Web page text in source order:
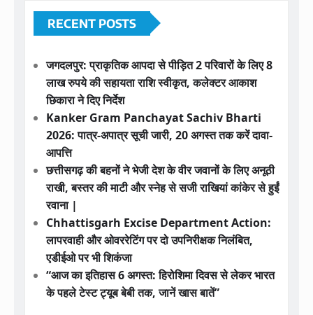
RECENT POSTS
जगदलपुर: प्राकृतिक आपदा से पीड़ित 2 परिवारों के लिए 8
लाख रुपये की सहायता राशि स्वीकृत, कलेक्टर आकाश
छिकारा ने दिए निर्देश
Kanker Gram Panchayat Sachiv Bharti
2026: पात्र-अपात्र सूची जारी, 20 अगस्त तक करें दावा-
आपत्ति
छत्तीसगढ़ की बहनों ने भेजी देश के वीर जवानों के लिए अनूठी
राखी, बस्तर की माटी और स्नेह से सजी राखियां कांकेर से हुईं
रवाना |
Chhattisgarh Excise Department Action:
लापरवाही और ओवररेटिंग पर दो उपनिरीक्षक निलंबित,
एडीईओ पर भी शिकंजा
“आज का इतिहास 6 अगस्त: हिरोशिमा दिवस से लेकर भारत
के पहले टेस्ट ट्यूब बेबी तक, जानें खास बातें”